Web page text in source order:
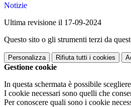
Notizie
Ultima revisione il 17-09-2024
Questo sito o gli strumenti terzi da
Personalizza Rifiuta tutti i cookies
Gestione cookie
In questa schermata è possibile
I cookie necessari sono quelli che
Per conoscere quali sono i cookie